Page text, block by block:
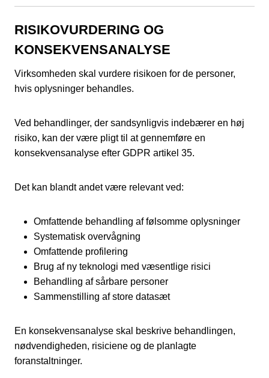
RISIKOVURDERING OG
KONSEKVENSANALYSE
Virksomheden skal vurdere risikoen for de personer,
hvis oplysninger behandles.
Ved behandlinger, der sandsynligvis indebærer en høj
risiko, kan der være pligt til at gennemføre en
konsekvensanalyse efter GDPR artikel 35.
Det kan blandt andet være relevant ved:
Omfattende behandling af følsomme oplysninger
Systematisk overvågning
Omfattende profilering
Brug af ny teknologi med væsentlige risici
Behandling af sårbare personer
Sammenstilling af store datasæt
En konsekvensanalyse skal beskrive behandlingen,
nødvendigheden, risiciene og de planlagte
foranstaltninger.